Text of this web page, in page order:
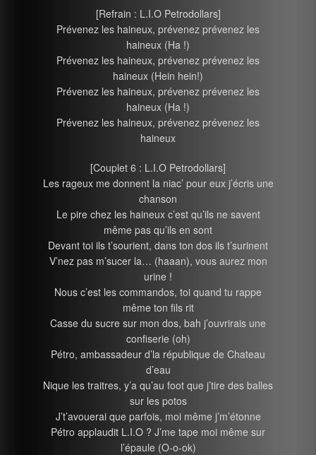
[Refrain : L.I.O Petrodollars]
Prévenez les haineux, prévenez prévenez les
haineux (Ha !)
Prévenez les haineux, prévenez prévenez les
haineux (Hein hein!)
Prévenez les haineux, prévenez prévenez les
haineux (Ha !)
Prévenez les haineux, prévenez prévenez les
haineux
[Couplet 6 : L.I.O Petrodollars]
Les rageux me donnent la niac’ pour eux j’écris une
chanson
Le pire chez les haineux c’est qu’ils ne savent
même pas qu’ils en sont
Devant toi ils t’sourient, dans ton dos ils t’surinent
V’nez pas m’sucer la… (haaan), vous aurez mon
urine !
Nous c’est les commandos, toi quand tu rappe
même ton fils rit
Casse du sucre sur mon dos, bah j’ouvrirais une
confiserie (oh)
Pétro, ambassadeur d’la république de Chateau
d’eau
Nique les traitres, y’a qu’au foot que j’tire des balles
sur les potos
J’t’avouerai que parfois, moi même j’m’étonne
Pétro applaudit L.I.O ? J’me tape moi même sur
l’épaule (O-o-ok)